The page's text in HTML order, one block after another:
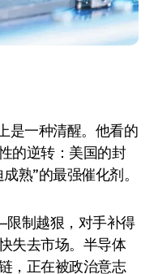
是一种清醒。他看的
的逆转：美国的封
熟”的最强催化剂。
制越狠，对手补得
失去市场。半导体
，正在被政治意志